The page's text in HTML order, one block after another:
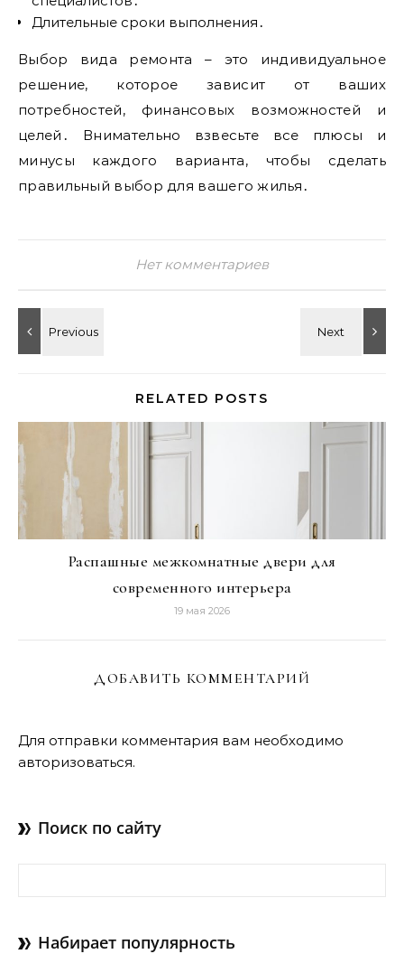
Длительные сроки выполнения․
Выбор вида ремонта – это индивидуальное
решение, которое зависит от ваших
потребностей, финансовых возможностей и
целей․ Внимательно взвесьте все плюсы и
минусы каждого варианта, чтобы сделать
правильный выбор для вашего жилья․
Нет комментариев
RELATED POSTS
Распашные межкомнатные двери для
современного интерьера
19 мая 2026
ДОБАВИТЬ КОММЕНТАРИЙ
Для отправки комментария вам необходимо
авторизоваться.
Поиск по сайту
Набирает популярность